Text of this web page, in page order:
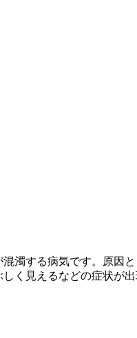
濁する病気です。原因
く見えるなどの症状が